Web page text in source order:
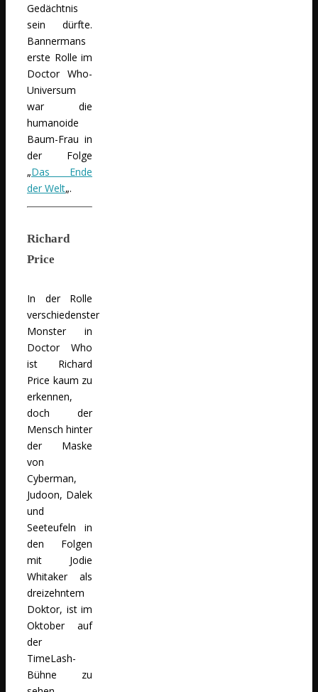
Gedächtnis
sein dürfte.
Bannermans
erste Rolle im
Doctor Who-
Universum
war die
humanoide
Baum-Frau in
der Folge
„Das Ende
der Welt„.
Richard
Price
In der Rolle
verschiedenster
Monster in
Doctor Who
ist Richard
Price kaum zu
erkennen,
doch der
Mensch hinter
der Maske
von
Cyberman,
Judoon, Dalek
und
Seeteufeln in
den Folgen
mit Jodie
Whitaker als
dreizehntem
Doktor, ist im
Oktober auf
der
TimeLash-
Bühne zu